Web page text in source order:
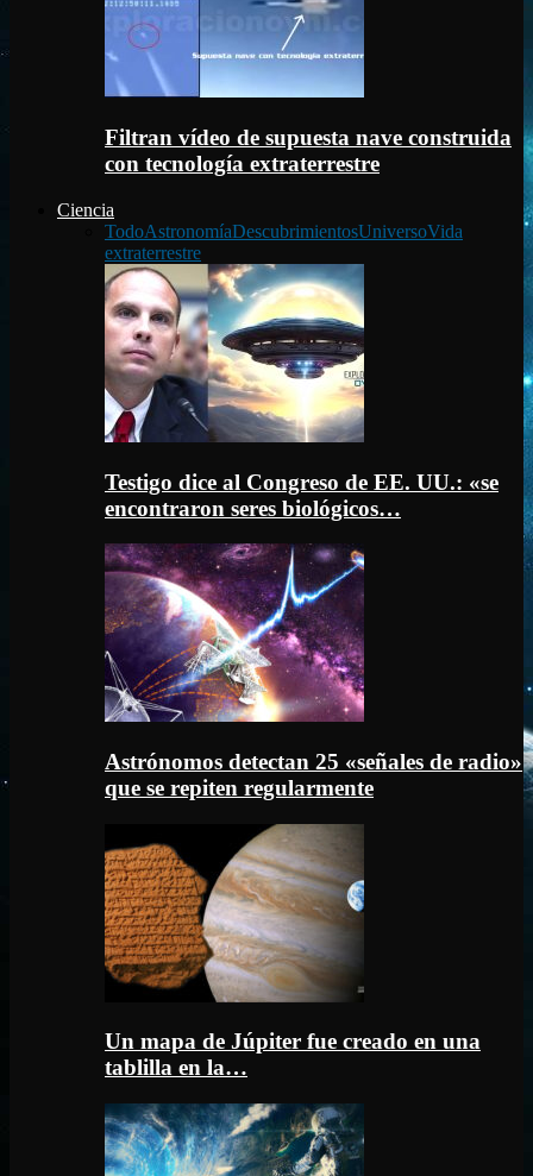
Filtran vídeo de supuesta nave construida
con tecnología extraterrestre
Ciencia
TodoAstronomíaDescubrimientosUniversoVida
extraterrestre
Testigo dice al Congreso de EE. UU.: «se
encontraron seres biológicos…
Astrónomos detectan 25 «señales de radio»
que se repiten regularmente
Un mapa de Júpiter fue creado en una
tablilla en la…